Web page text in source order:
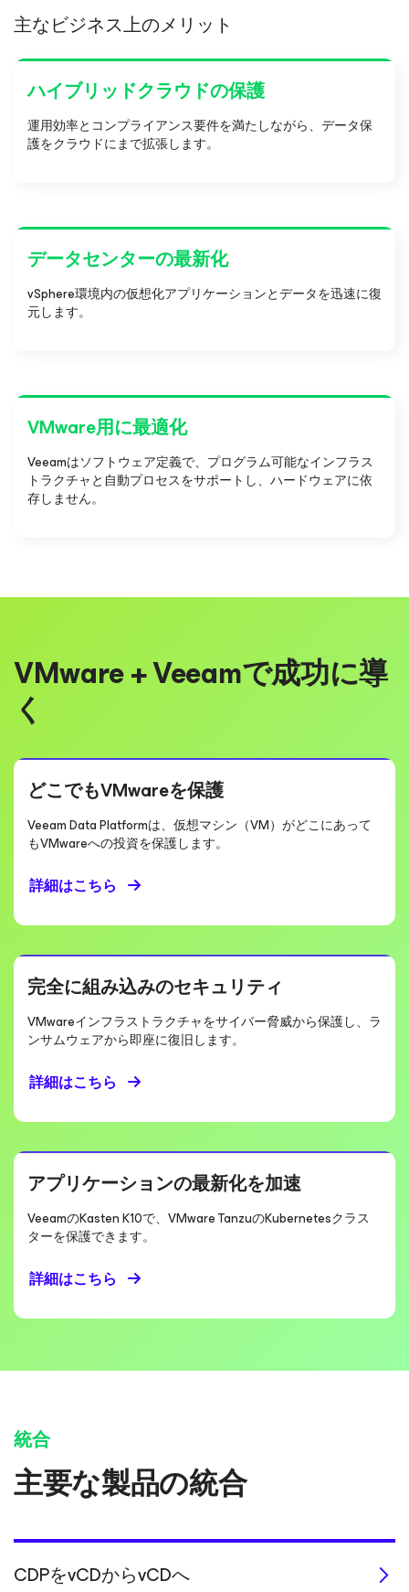
主なビジネス上のメリット
ハイブリッドクラウドの保護
運用効率とコンプライアンス要件を満たしながら、データ保
護をクラウドにまで拡張します。
データセンターの最新化
vSphere環境内の仮想化アプリケーションとデータを迅速に復
元します。
VMware用に最適化
Veeamはソフトウェア定義で、プログラム可能なインフラス
トラクチャと自動プロセスをサポートし、ハードウェアに依
存しません。
VMware + Veeamで成功に導
く
どこでもVMwareを保護
Veeam Data Platformは、仮想マシン（VM）がどこにあって
もVMwareへの投資を保護します。
詳細はこちら
完全に組み込みのセキュリティ
VMwareインフラストラクチャをサイバー脅威から保護し、ラ
ンサムウェアから即座に復旧します。
詳細はこちら
アプリケーションの最新化を加速
VeeamのKasten K10で、VMware TanzuのKubernetesクラス
ターを保護できます。
詳細はこちら
統合
主要な製品の統合
CDPをvCDからvCDへ